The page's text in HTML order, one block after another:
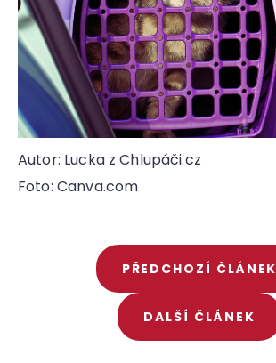
Autor: Lucka z Chlupáči.cz
Foto: Canva.com
PŘEDCHOZÍ ČLÁNEK
DALŠÍ ČLÁNEK